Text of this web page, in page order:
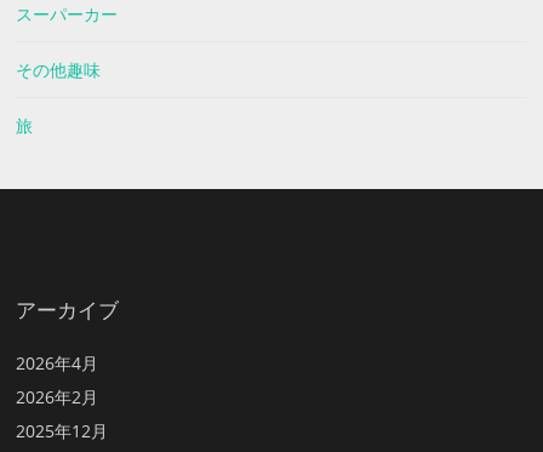
スーパーカー
その他趣味
旅
アーカイブ
2026年4月
2026年2月
2025年12月